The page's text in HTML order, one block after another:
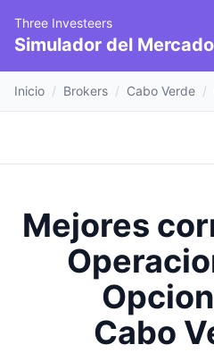
Three Investeers
Simulador del
Inicio / Brokers / Cabo Verde /
Mejores
Cabo